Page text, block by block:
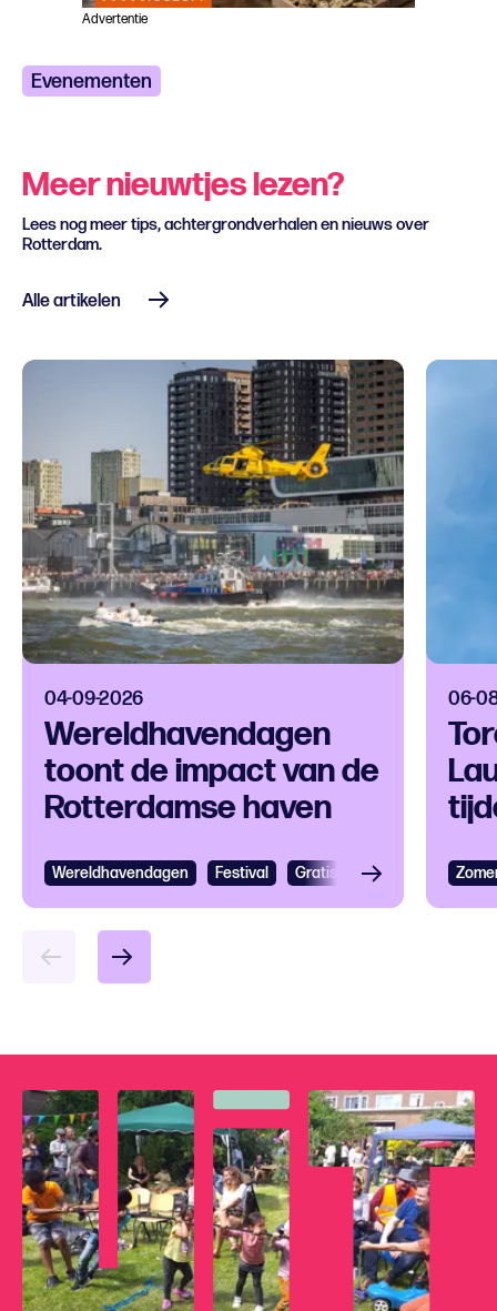
Advertentie
Evenementen
Meer nieuwtjes lezen?
Lees nog meer tips, achtergrondverhalen en nieuws over
Rotterdam.
Alle artikelen
04-09-2026
Wereldhavendagen
toont de impact van de
Rotterdamse haven
Wereldhavendagen Festival Gratis Festival
06-
Bekijken